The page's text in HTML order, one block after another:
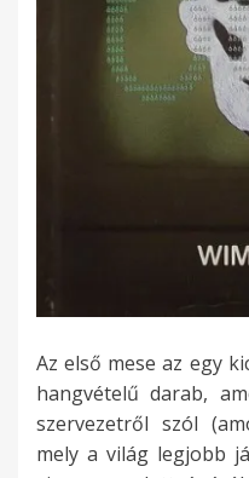
Az első mese az egy
hangvételű darab,
szervezetről szól
mely a világ legjobb